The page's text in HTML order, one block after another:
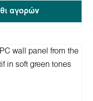
αγορών